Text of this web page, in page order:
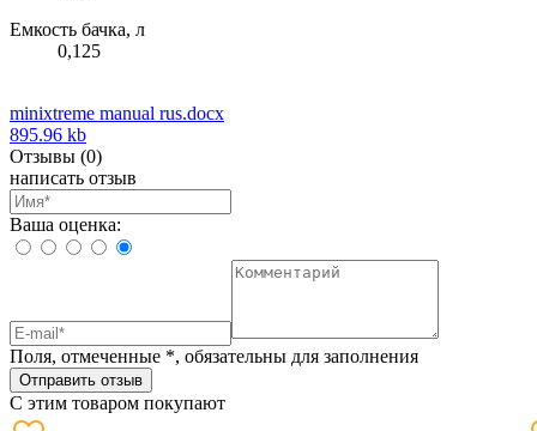
Емкость бачка, л
0,125
minixtreme manual rus.docx
895.96 kb
Отзывы (0)
написать отзыв
Ваша оценка:
Поля, отмеченные *, обязательны для заполнения
Отправить отзыв
С этим товаром покупают